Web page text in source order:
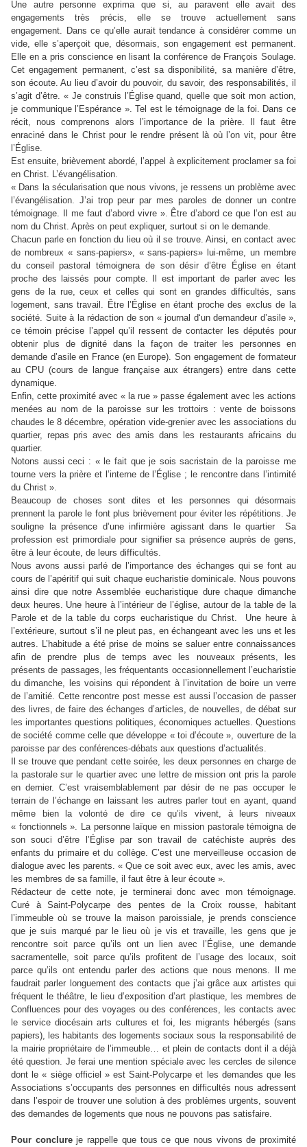
Une autre personne exprima que si, au paravent elle avait des
engagements très précis, elle se trouve actuellement sans
engagement. Dans ce qu’elle aurait tendance à considérer comme un
vide, elle s’aperçoit que, désormais, son engagement est permanent.
Elle en a pris conscience en lisant la conférence de François Soulage.
Cet engagement permanent, c’est sa disponibilité, sa manière d’être,
son écoute. Au lieu d’avoir du pouvoir, du savoir, des responsabilités, il
s’agit d’être. « Je construis l’Église quand, quelle que soit mon action,
je communique l’Espérance ». Tel est le témoignage de la foi. Dans ce
récit, nous comprenons alors l’importance de la prière. Il faut être
enraciné dans le Christ pour le rendre présent là où l’on vit, pour être
l’Église.
Est ensuite, brièvement abordé, l’appel à explicitement proclamer sa foi
en Christ. L’évangélisation.
« Dans la sécularisation que nous vivons, je ressens un problème avec
l’évangélisation. J’ai trop peur par mes paroles de donner un contre
témoignage. Il me faut d’abord vivre ». Être d’abord ce que l’on est au
nom du Christ. Après on peut expliquer, surtout si on le demande.
Chacun parle en fonction du lieu où il se trouve. Ainsi, en contact avec
de nombreux « sans-papiers», « sans-papiers» lui-même, un membre
du conseil pastoral témoignera de son désir d’être Église en étant
proche des laissés pour compte. Il est important de parler avec les
gens de la rue, ceux et celles qui sont en grandes difficultés, sans
logement, sans travail. Être l’Église en étant proche des exclus de la
société. Suite à la rédaction de son « journal d‘un demandeur d’asile »,
ce témoin précise l’appel qu’il ressent de contacter les députés pour
obtenir plus de dignité dans la façon de traiter les personnes en
demande d’asile en France (en Europe). Son engagement de formateur
au CPU (cours de langue française aux étrangers) entre dans cette
dynamique.
Enfin, cette proximité avec « la rue » passe également avec les actions
menées au nom de la paroisse sur les trottoirs : vente de boissons
chaudes le 8 décembre, opération vide-grenier avec les associations du
quartier, repas pris avec des amis dans les restaurants africains du
quartier.
Notons aussi ceci : « le fait que je sois sacristain de la paroisse me
tourne vers la prière et l’interne de l’Église ; le rencontre dans l’intimité
du Christ ».
Beaucoup de choses sont dites et les personnes qui désormais
prennent la parole le font plus brièvement pour éviter les répétitions. Je
souligne la présence d’une infirmière agissant dans le quartier Sa
profession est primordiale pour signifier sa présence auprès de gens,
être à leur écoute, de leurs difficultés.
Nous avons aussi parlé de l’importance des échanges qui se font au
cours de l’apéritif qui suit chaque eucharistie dominicale. Nous pouvons
ainsi dire que notre Assemblée eucharistique dure chaque dimanche
deux heures. Une heure à l’intérieur de l’église, autour de la table de la
Parole et de la table du corps eucharistique du Christ. Une heure à
l’extérieure, surtout s’il ne pleut pas, en échangeant avec les uns et les
autres. L’habitude a été prise de moins se saluer entre connaissances
afin de prendre plus de temps avec les nouveaux présents, les
présents de passages, les fréquentants occasionnellement l’eucharistie
du dimanche, les voisins qui répondent à l’invitation de boire un verre
de l’amitié. Cette rencontre post messe est aussi l’occasion de passer
des livres, de faire des échanges d’articles, de nouvelles, de débat sur
les importantes questions politiques, économiques actuelles. Questions
de société comme celle que développe « toi d’écoute », ouverture de la
paroisse par des conférences-débats aux questions d’actualités.
Il se trouve que pendant cette soirée, les deux personnes en charge de
la pastorale sur le quartier avec une lettre de mission ont pris la parole
en dernier. C’est vraisemblablement par désir de ne pas occuper le
terrain de l’échange en laissant les autres parler tout en ayant, quand
même bien la volonté de dire ce qu’ils vivent, à leurs niveaux
« fonctionnels ». La personne laïque en mission pastorale témoigna de
son souci d’être l’Église par son travail de catéchiste auprès des
enfants du primaire et du collège. C’est une merveilleuse occasion de
dialogue avec les parents. « Que ce soit avec eux, avec les amis, avec
les membres de sa famille, il faut être à leur écoute ».
Rédacteur de cette note, je terminerai donc avec mon témoignage.
Curé à Saint-Polycarpe des pentes de la Croix rousse, habitant
l’immeuble où se trouve la maison paroissiale, je prends conscience
que je suis marqué par le lieu où je vis et travaille, les gens que je
rencontre soit parce qu’ils ont un lien avec l’Église, une demande
sacramentelle, soit parce qu’ils profitent de l’usage des locaux, soit
parce qu’ils ont entendu parler des actions que nous menons. Il me
faudrait parler longuement des contacts que j’ai grâce aux artistes qui
fréquent le théâtre, le lieu d’exposition d’art plastique, les membres de
Confluences pour des voyages ou des conférences, les contacts avec
le service diocésain arts cultures et foi, les migrants hébergés (sans
papiers), les habitants des logements sociaux sous la responsabilité de
la mairie propriétaire de l’immeuble… et plein de contacts dont il a déjà
été question. Je ferai une mention spéciale avec les cercles de silence
dont le « siège officiel » est Saint-Polycarpe et les demandes que les
Associations s’occupants des personnes en difficultés nous adressent
dans l’espoir de trouver une solution à des problèmes urgents, souvent
des demandes de logements que nous ne pouvons pas satisfaire.
Pour conclureje rappelle que tous ce que nous vivons de proximité